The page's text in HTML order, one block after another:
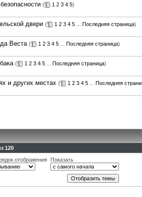
( 1 2 3 4 5)
двери ( 1 2 3 4 5 Последняя страница)
Веста ( 1 2 3 4 5 Последняя страница)
( 1 2 3 4 5 Последняя страница)
и других местах ( 1 2 3 4 5
Последняя
120
отображения Показать